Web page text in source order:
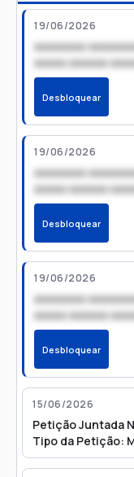
19/06/2026
xxxxxxxx
xxxxx xxxxxx
Desbloquear
19/06/2026
xxxxxxxx
xxxxx xxxxxx
Desbloquear
19/06/2026
xxxxxxxx
xxxxx xxxxxx
Desbloquear
15/06/2026
Petição Juntada
Tipo da Petição:
15/06/2026 15:18